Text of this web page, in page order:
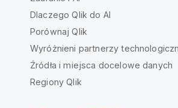
Dlaczego Qlik do AI
Porównaj Qlik
Wyróżnieni partnerzy
Źródła i miejsca docelowe danych
Regiony Qlik